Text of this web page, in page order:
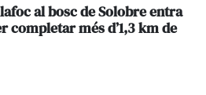
al bosc de Solobre entra
completar més d’1,3 km de